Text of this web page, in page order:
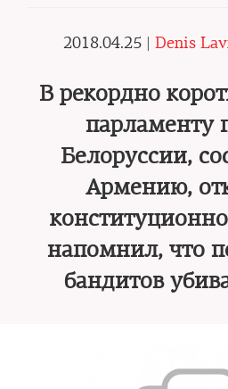
2018.04.25 | Denis
В рекордно
парламенту
Белоруссии,
Армению,
напомнил, что
бандитов